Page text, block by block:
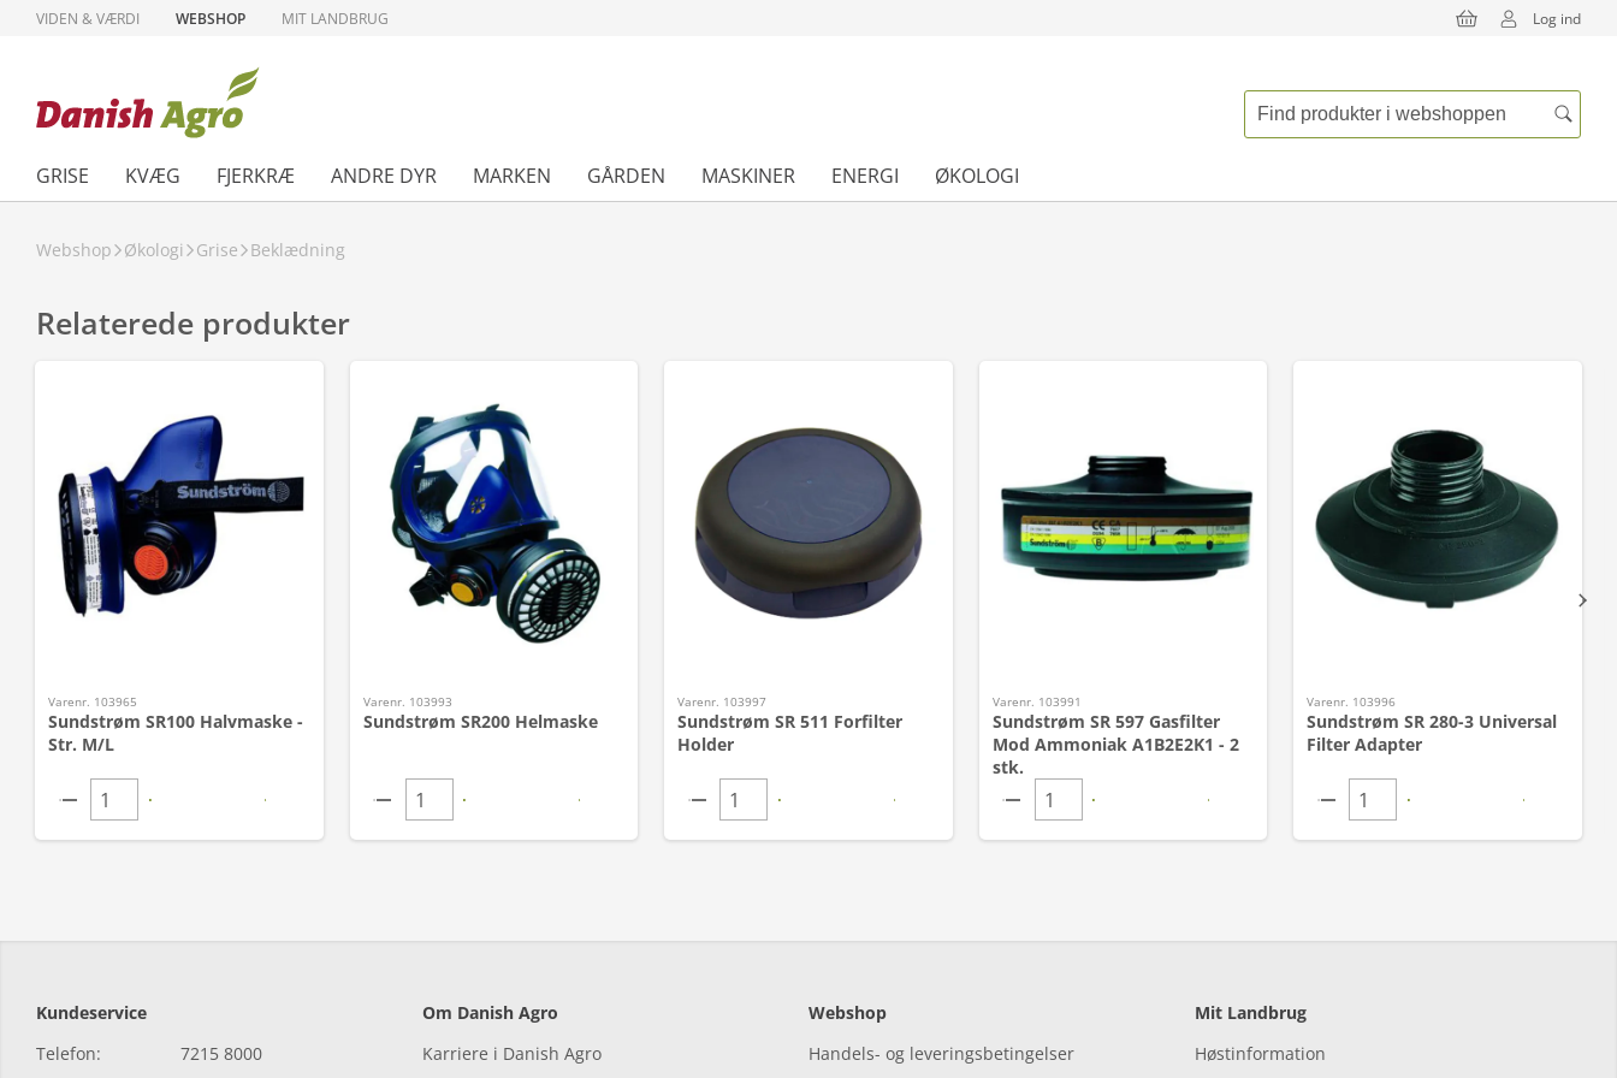
VIDEN & VÆRDI WEBSHOP MIT LANDBRUG Log ind
GRISE KVÆG FJERKRÆ ANDRE DYR MARKEN GÅRDEN MASKINER ENERGI ØKOLOGI
Webshop Økologi Grise Beklædning
Relaterede produkter
Varenr. 103965
Sundstrøm SR100 Halvmaske -
Str. M/L
Varenr. 103993
Sundstrøm SR200 Helmaske
Varenr. 103997
Sundstrøm SR 511 Forfilter
Holder
Varenr. 103991
Sundstrøm SR 597 Gasfilter
Mod Ammoniak A1B2E2K1 - 2
stk.
Varenr. 103996
Sundstrøm SR 280-3 Universal
Filter Adapter
Kundeservice
Telefon:
7215 8000
Om Danish Agro
Karriere i Danish Agro
Webshop
Handels- og leveringsbetingelser
Mit Landbrug
Høstinformation